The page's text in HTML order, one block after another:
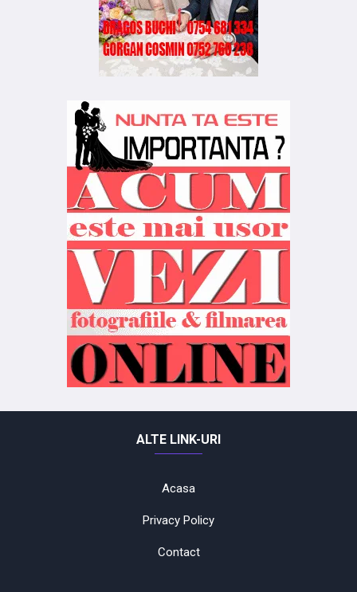
ALTE LINK-URI
Acasa
Privacy Policy
Contact